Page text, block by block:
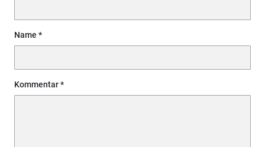
Name
Kommentar